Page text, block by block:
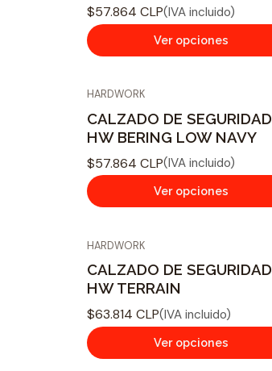
$57.864 CLP(IVA incluido)
Ver opciones
HARDWORK
CALZADO DE SEGURIDAD
HW BERING LOW NAVY
$57.864 CLP(IVA incluido)
Ver opciones
HARDWORK
CALZADO DE SEGURIDAD
HW TERRAIN
$63.814 CLP(IVA incluido)
Ver opciones